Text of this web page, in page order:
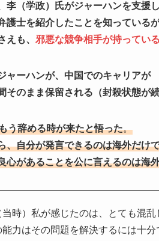
李（学政）氏がジャーハンを支援
護士を紹介したことを知っているが
えも、 邪悪な競争相手が持ってい
ャーハンが、中国でのキャリアが
そのまま保留される（封殺状態が
う辞める時が来たと悟った。
、自分が発言できるのは海外だけ
心があることを公に言えるのは海
当時）私が感じたのは、とても混
能力はその問題を解決するには十分